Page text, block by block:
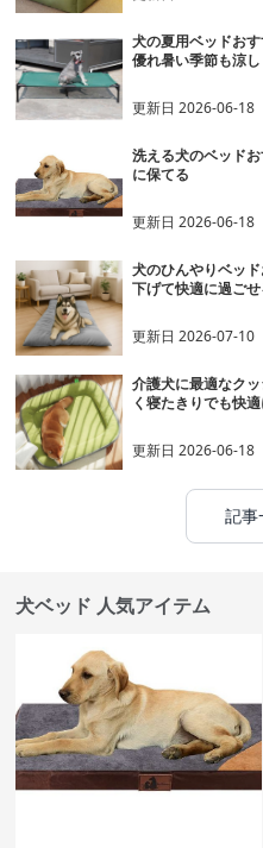
犬の夏用ベッドお
優れ暑い季節も涼
更新日2026-06-18
洗える犬のベッド
に保てる
更新日2026-06-18
犬のひんやりベッ
下げて快適に過ごせ
更新日2026-07-10
介護犬に最適なク
く寝たきりでも快
更新日2026-06-18
記事
犬ベッド 人気アイテム